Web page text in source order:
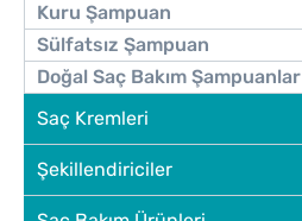
Kuru Şampuan
Sülfatsız Şampuan
Doğal Saç Bakım Şampuanlar
Saç Kremleri
Şekillendiriciler